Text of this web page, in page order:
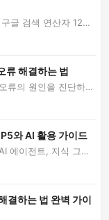
글 검색 연산자 12가
문서·PDF·...
류 해결하는 법
류의 원인을 진단하고
즐겨찾기 ...
와 AI 활용 가이드
에이전트, 지식 그래
관리 흐름을 ...
결하는 법 완벽 가이